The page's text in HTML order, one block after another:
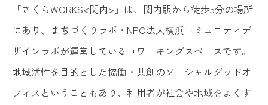
「さくらWORKS<関内>」は、関内駅から徒歩5分の場所
にあり、まちづくりラボ・NPO法人横浜コミュニティデ
ザインラボが運営しているコワーキングスペースです。
地域活性を目的とした協働・共創のソーシャルグッドオ
フィスということもあり、利用者が社会や地域をよくす